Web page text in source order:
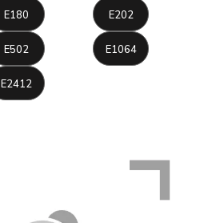
E180 E202
E502 E1064
E2412